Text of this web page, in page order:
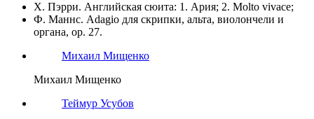
Х. Пэрри. Английская сюита: 1. Ария; 2. Molto vivace;
Ф. Маннс. Adagio для скрипки, альта, виолончели и
органа, ор. 27.
Михаил Мищенко
Михаил Мищенко
Теймур Усубов